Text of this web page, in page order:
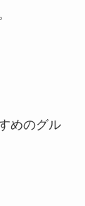
めのグル